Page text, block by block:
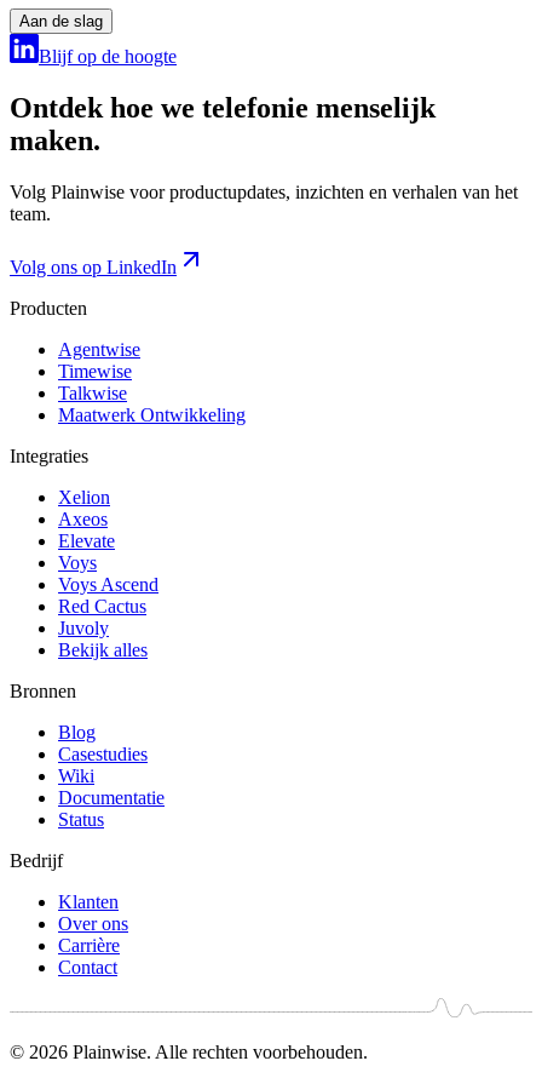
Aan de slag
Blijf op de hoogte
Ontdek hoe we telefonie menselijk
maken.
Volg Plainwise voor productupdates, inzichten en verhalen van het
team.
Volg ons op LinkedIn
Producten
Agentwise
Timewise
Talkwise
Maatwerk Ontwikkeling
Integraties
Xelion
Axeos
Elevate
Voys
Voys Ascend
Red Cactus
Juvoly
Bekijk alles
Bronnen
Blog
Casestudies
Wiki
Documentatie
Status
Bedrijf
Klanten
Over ons
Carrière
Contact
© 2026 Plainwise. Alle rechten voorbehouden.